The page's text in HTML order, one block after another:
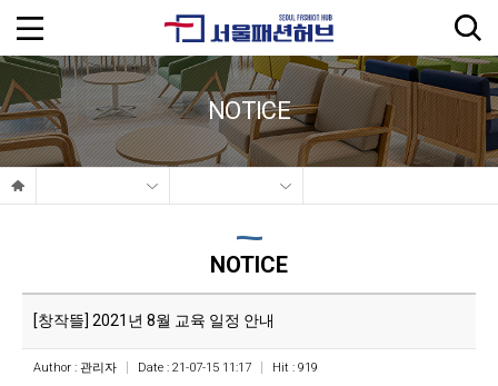
NOTICE
NOTICE
[창작뜰] 2021년 8월 교육 일정 안내
Author : 관리자 Date : 21-07-15 11:17 Hit : 919